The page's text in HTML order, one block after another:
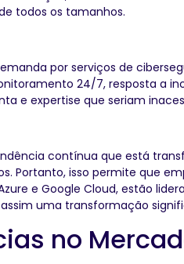
todos os tamanhos.
por serviços de
24/7, resposta a
e expertise que seriam
contínua que está
Portanto, isso permite que
e Google Cloud, estão
uma transformação
no